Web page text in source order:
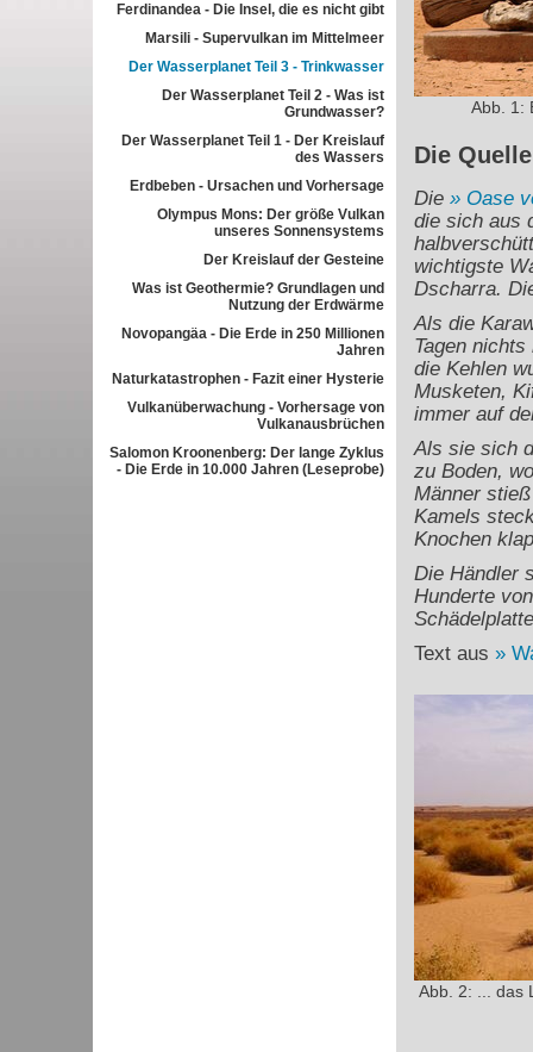
Ferdinandea - Die Insel, die es nicht gibt
Marsili - Supervulkan im Mittelmeer
Der Wasserplanet Teil 3 - Trinkwasser
Der Wasserplanet Teil 2 - Was ist
Grundwasser?
Der Wasserplanet Teil 1 - Der Kreislauf
des Wassers
Erdbeben - Ursachen und Vorhersage
Olympus Mons: Der größe Vulkan
unseres Sonnensystems
Der Kreislauf der Gesteine
Was ist Geothermie? Grundlagen und
Nutzung der Erdwärme
Novopangäa - Die Erde in 250 Millionen
Jahren
Naturkatastrophen - Fazit einer Hysterie
Vulkanüberwachung - Vorhersage von
Vulkanausbrüchen
Salomon Kroonenberg: Der lange Zyklus
- Die Erde in 10.000 Jahren (Leseprobe)
Abb. 1:
Die
Die
Oase
die sich aus
wichtigste
Dscharra.
Als die
Tagen
die Kehlen
Musketen,
immer auf
Als sie sich
zu Boden,
Männer
Kamels
Knochen
Die Händler
Hunderte
Text aus
Abb. 2: ... das